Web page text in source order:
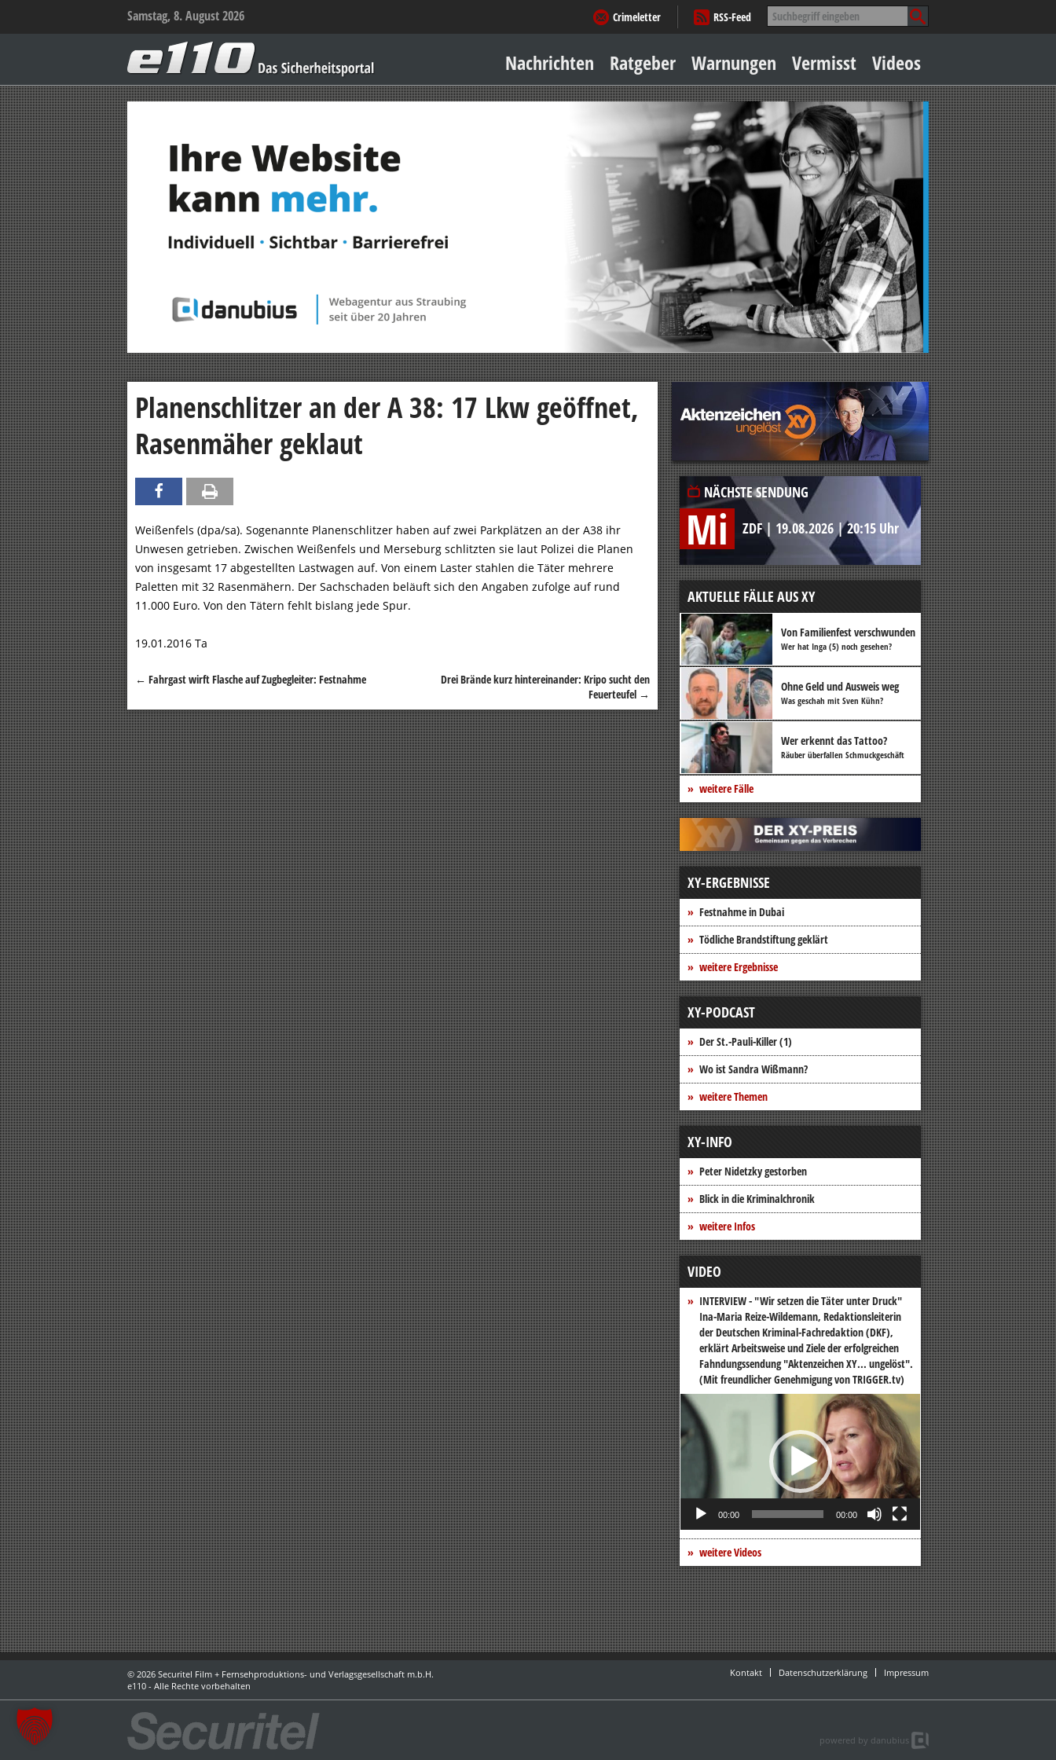
Samstag, 8. August 2026 Suche
nach:
Crimeletter
RSS-Feed
–
Das
Sicherheitsportal
Inhalt
springen
Nachrichten Ratgeber
Sicher zu Hause
Geld & Einkauf
Amore & mehr
Mobiles Leben
Arbeitsleben
Warnungen Vermisst Videos
Planenschlitzer an der A 38: 17 Lkw geöffnet,
Rasenmäher geklaut
Weißenfels (dpa/sa). Sogenannte Planenschlitzer haben auf zwei Parkplätzen an der A38 ihr
Unwesen getrieben. Zwischen Weißenfels und Merseburg schlitzten sie laut Polizei die Planen
von insgesamt 17 abgestellten Lastwagen auf. Von einem Laster stahlen die Täter mehrere
Paletten mit 32 Rasenmähern. Der Sachschaden beläuft sich den Angaben zufolge auf rund
11.000 Euro. Von den Tätern fehlt bislang jede Spur.
19.01.2016 Ta
Beitragsnavigation
← Fahrgast wirft Flasche auf Zugbegleiter: Festnahme
Drei Brände kurz hintereinander: Kripo sucht den
Feuerteufel →
NÄCHSTE SENDUNG
Mi ZDF| 19.08.2026 |20:15 Uhr
AKTUELLE FÄLLE AUS XY
Von Familienfest verschwunden
Wer hat Inga (5) noch gesehen?
Ohne Geld und Ausweis weg
Was geschah mit Sven Kühn?
Wer erkennt das Tattoo?
Räuber überfallen Schmuckgeschäft
weitere Fälle
XY-ERGEBNISSE
Festnahme in Dubai
Tödliche Brandstiftung geklärt
weitere Ergebnisse
XY-PODCAST
Der St.-Pauli-Killer (1)
Wo ist Sandra Wißmann?
weitere Themen
XY-INFO
Peter Nidetzky gestorben
Blick in die Kriminalchronik
weitere Infos
VIDEO
INTERVIEW - "Wir setzen die Täter unter Druck"
Ina-Maria Reize-Wildemann, Redaktionsleiterin
der Deutschen Kriminal-Fachredaktion (DKF),
erklärt Arbeitsweise und Ziele der erfolgreichen
Fahndungssendung "Aktenzeichen XY... ungelöst".
(Mit freundlicher Genehmigung von TRIGGER.tv)
Video-
Player
00:00 00:00
weitere Videos
© 2026 Securitel Film + Fernsehproduktions- und Verlagsgesellschaft m.b.H.
e110 - Alle Rechte vorbehalten
Kontakt Datenschutzerklärung Impressum
powered by danubius